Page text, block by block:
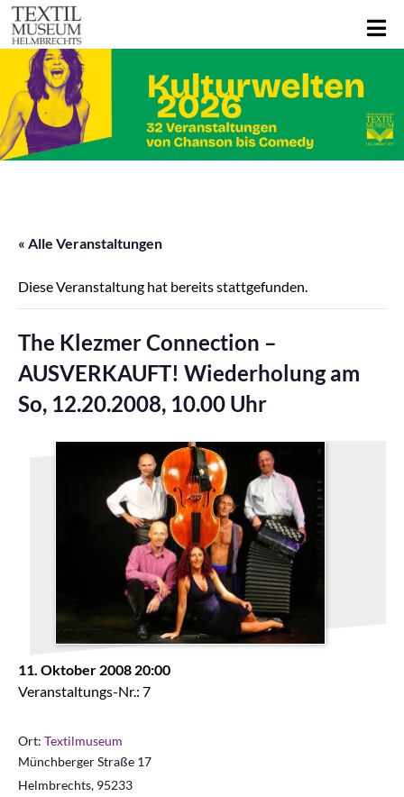
« Alle Veranstaltungen
Diese Veranstaltung hat bereits stattgefunden.
The Klezmer Connection –
AUSVERKAUFT! Wiederholung am
So, 12.20.2008, 10.00 Uhr
11. Oktober 2008 20:00
Veranstaltungs-Nr.: 7
Ort: Textilmuseum
Münchberger Straße 17
Helmbrechts, 95233